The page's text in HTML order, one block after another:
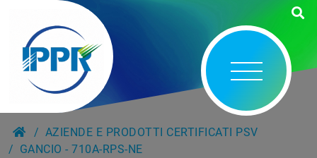
AZIENDE E PRODOTTI CERTIFICATI PSV
GANCIO - 710A-RPS-NE